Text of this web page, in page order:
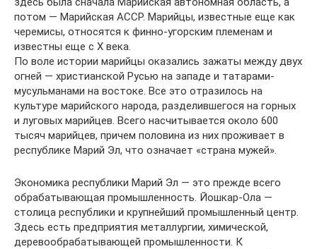
потом — Марийская АССР. Марийцы, известные еще как
черемисы, относятся к финно-угорским племенам и
известны еще с X века.
По воле истории марийцы оказались зажаты между двух
огней — христианской Русью на западе и татарами-
мусульманами на востоке. Все это отразилось на
культуре марийского народа, разделившегося на горных
и луговых марийцев. Всего насчитывается около 600
тысяч марийцев, причем половина из них проживает в
республике Марий Эл, что означает «страна мужей».
Экономика республики Марий Эл — это прежде всего
обрабатывающая промышленность. Йошкар-Ола —
столица республики и крупнейший промышленный центр.
Здесь есть предприятия металлургии, химической,
деревообрабатывающей промышленности. К